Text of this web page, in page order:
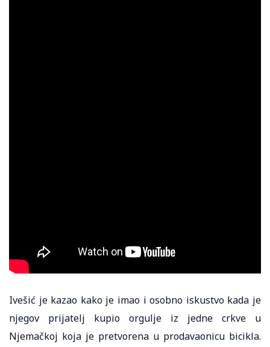
Ivešić je kazao kako je imao i osobno iskustvo kada je
njegov prijatelj kupio orgulje iz jedne crkve u
Njemačkoj koja je pretvorena u prodavaonicu bicikla.